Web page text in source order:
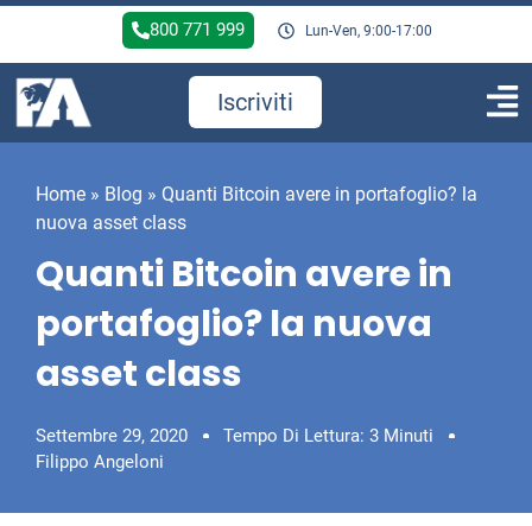
800 771 999 Lun-Ven, 9:00-17:00
Iscriviti
Home » Blog » Quanti Bitcoin avere in portafoglio? la
nuova asset class
Quanti Bitcoin avere in
portafoglio? la nuova
asset class
Settembre 29, 2020
Tempo Di Lettura: 3 Minuti
Filippo Angeloni